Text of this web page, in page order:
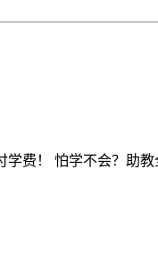
费！ 怕学不会？助